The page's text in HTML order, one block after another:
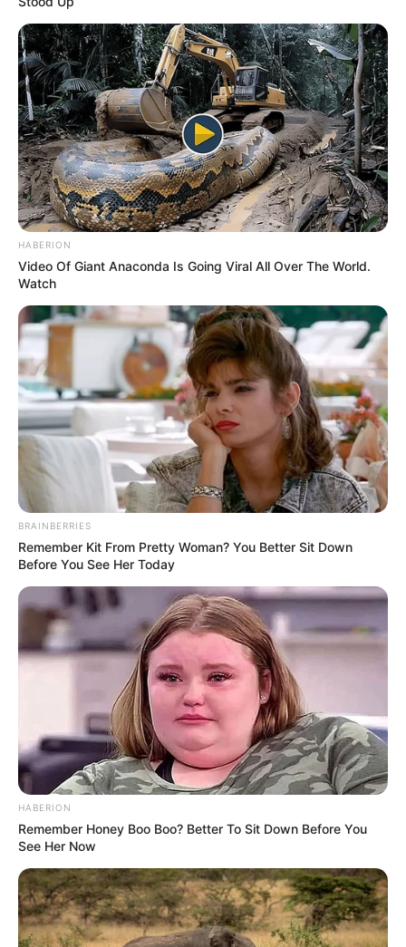
HABERION
Video Of Giant Anaconda Is Going Viral All Over The World.
Watch
BRAINBERRIES
Remember Kit From Pretty Woman? You Better Sit Down
Before You See Her Today
HABERION
Remember Honey Boo Boo? Better To Sit Down Before You
See Her Now